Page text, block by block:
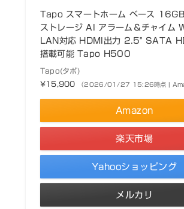
Tapo スマートホーム ベース
ストレージ AI アラーム＆チャイム
LAN対応 HDMI出力 2.5" SATA
搭載可能 Tapo H500
Tapo(タポ)
¥15,900
（2026/01/27 15:26時点 |
Amazon
楽天市場
Yahooショッピング
メルカリ